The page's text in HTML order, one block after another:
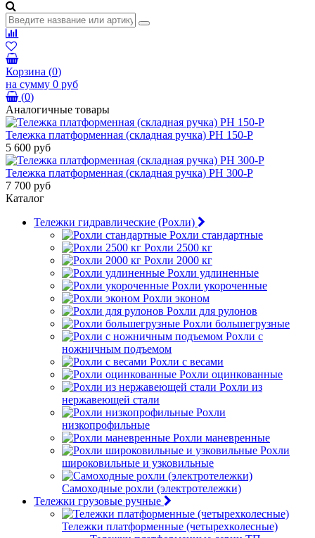
Корзина (0)
на сумму 0 руб
(0)
Аналогичные товары
Тележка платформенная (складная ручка) PH 150-P
5 600 руб
Тележка платформенная (складная ручка) PH 300-P
7 700 руб
Каталог
Тележки гидравлические (Рохли)
Рохли стандартные
Рохли 2500 кг
Рохли 2000 кг
Рохли удлиненные
Рохли укороченные
Рохли эконом
Рохли для рулонов
Рохли большегрузные
Рохли с
ножничным подъемом
Рохли с весами
Рохли оцинкованные
Рохли из
нержавеющей стали
Рохли
низкопрофильные
Рохли маневренные
Рохли
широковильные и узковильные
Самоходные рохли (электротележки)
Тележки грузовые ручные
Тележки платформенные (четырехколесные)